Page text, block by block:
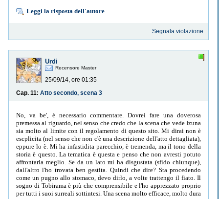
Leggi la risposta dell'autore
Segnala violazione
Urdi
Recensore Master
25/09/14, ore 01:35
Cap. 11: Atto secondo, scena 3
No, va be', è necessario commentare. Dovrei fare una doverosa
premessa al riguardo, nel senso che credo che la scena che vede Izuna
sia molto al limite con il regolamento di questo sito. Mi dirai non è
escplicita (nel senso che non c'è una descrizione dell'atto dettagliata),
eppure lo è. Mi ha infastidita parecchio, è tremenda, ma il tono della
storia è questo. La tematica è questa e penso che non avresti potuto
affrontarla meglio. Se da un lato mi ha disgustata (sfido chiunque),
dall'altro l'ho trovata ben gestita. Quindi che dire? Sta procedendo
come un pugno allo stomaco, devo dirlo, a volte trattengo il fiato. Il
sogno di Tobirama è più che comprensibile e l'ho apprezzato proprio
per tutti i suoi surreali sottintesi. Una scena molto efficace, molto dura